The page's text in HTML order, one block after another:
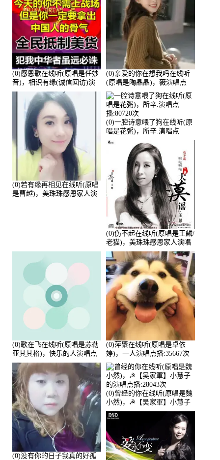
(0)感恩歌在线听(原唱是任妙
音)，相识有缘(诚信回访)演
唱点播:161288次
(0)亲爱的你在想我吗在线听
(原唱是陶晶晶)，薇演唱点
播:159722次
(0)若有缘再相见在线听(原唱
是曹越)，美珠珠感恩家人演
(0)一腔诗意喂了狗在线听(原
唱是花粥)，所辛.演唱点
播:80720次
(0)伤不起在线听(原唱是王麟/
老猫)，美珠珠感恩家人演唱
点播:80218次
(0)歌在飞在线听(原唱是苏勒
亚其其格)，快乐的人演唱点
播:36次
(0)萍聚在线听(原唱是卓依
婷)，一人演唱点播:35667次
(0)没有你的日子我真的好孤
(0)曾经的你在线听(原唱是魏
小然)，☭【吴家軍】小慧子
的演唱点播:28043次